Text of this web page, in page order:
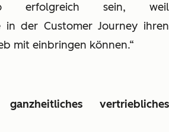
erfolgreich sein, weil
in der Customer Journey ihren
mit einbringen können.“
vertriebliches